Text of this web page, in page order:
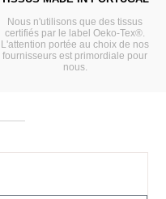
Nous n'utilisons que des tissus
certifiés par le label Oeko-Tex®.
L'attention portée au choix de nos
fournisseurs est primordiale pour
nous.